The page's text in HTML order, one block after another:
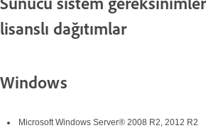
lisanslı dağıtımlar
Windows
Microsoft Windows Server® 2008 R2, 2012 R2